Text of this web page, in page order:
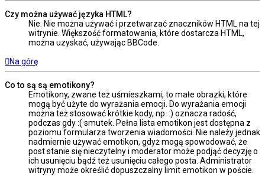
Czy można używać języka HTML?
Nie. Nie można używać i przetwarzać znaczników HTML na tej
witrynie. Większość formatowania, które dostarcza HTML,
można uzyskać, używając BBCode.
Na górę
Co to są są emotikony?
Emotikony, zwane też uśmieszkami, to małe obrazki, które
mogą być użyte do wyrażania emocji. Do wyrażania emocji
można też stosować krótkie kody, np. :) oznacza radość,
podczas gdy :( smutek. Pełna lista emotikon jest dostępna z
poziomu formularza tworzenia wiadomości. Nie należy jednak
nadmiernie używać emotikon, gdyż mogą spowodować, że
post stanie się nieczytelny i moderator może podjąć decyzję o
ich usunięciu bądź też usunięciu całego posta. Administrator
witryny może określić dopuszczalny limit emotikon w poście.